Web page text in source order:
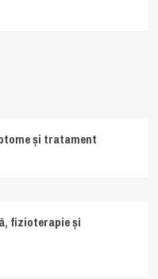
și tratament
fizioterapie și